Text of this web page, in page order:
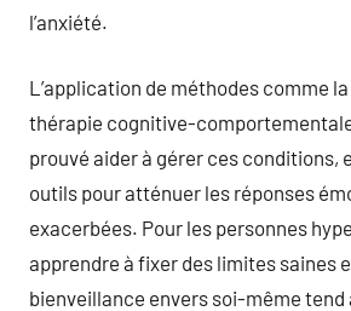
l’anxiété.
L’application de méthodes comme
thérapie cognitive-
prouvé aider à gérer ces conditions,
outils pour atténuer les réponses
exacerbées. Pour les personnes
apprendre à fixer des limites saines
bienveillance envers soi-même tend